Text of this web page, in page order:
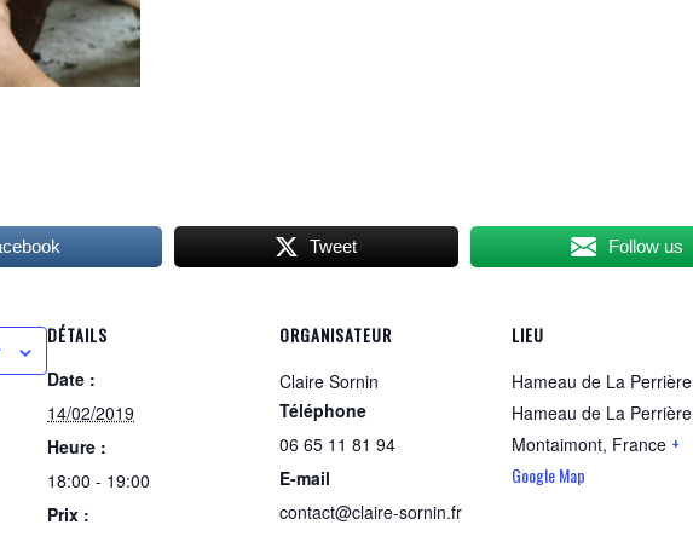
Tweet Follow us
DÉTAILS
Date :
14/02/2019
Heure :
18:00 - 19:00
Prix :
ORGANISATEUR
Claire Sornin
Téléphone
06 65 11 81 94
E-mail
contact@claire-sornin.fr
LIEU
Hameau de La Perrière
Hameau de La Perrière
Montaimont, France +
Google Map